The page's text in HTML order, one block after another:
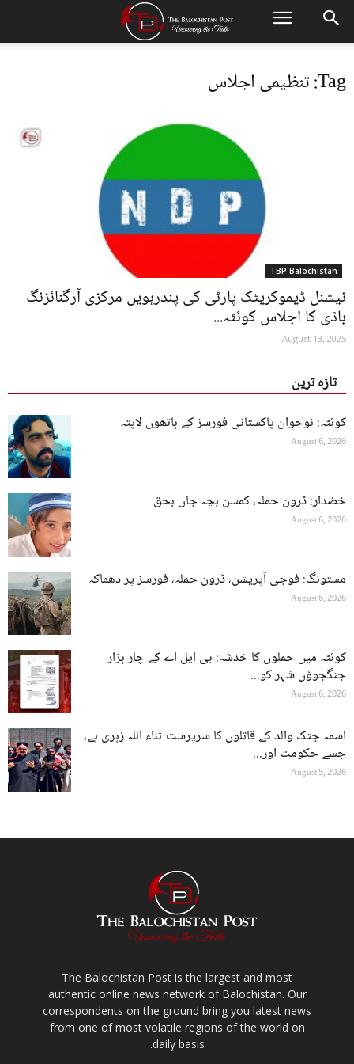
Tag: تنظیمی اجلاس
TBP Balochistan
نیشنل ڈیموکریٹک پارٹی کی پندرہویں مرکزی آرگنائزنگ
باڈی کا اجلاس کوئٹہ...
August 13, 2025
تازہ ترین
کوئٹہ: نوجوان پاکستانی فورسز کے ہاتھوں لاپتہ
August 6, 2026
خضدار: ڈرون حملہ، کمسن بچہ جاں بحق
August 6, 2026
مستونگ: فوجی آپریشن، ڈرون حملہ، فورسز پر دھماکہ
August 6, 2026
کوئٹہ میں حملوں کا خدشہ: بی ایل اے کے چار ہزار
جنگجوؤں شہر کو...
August 6, 2026
اسمہ جتک والد کے قاتلوں کا سرپرست ثناء اللہ زہری ہے،
جسے حکومت اور...
August 5, 2026
The Balochistan Post is the largest and most
authentic online news network of Balochistan. Our
correspondents on the ground bring you latest news
from one of most volatile regions of the world on
daily basis.